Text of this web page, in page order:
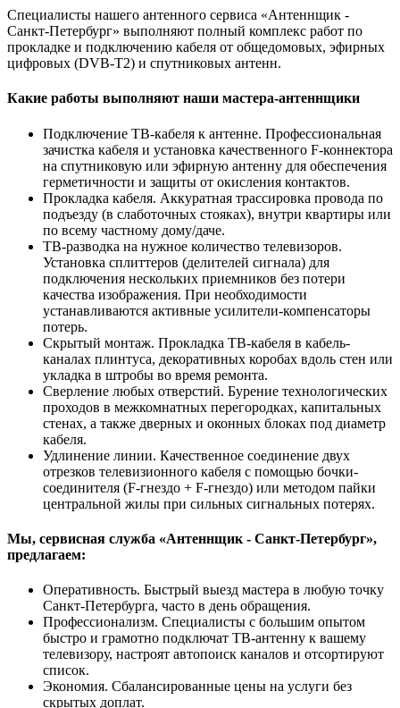
Специалисты нашего антенного сервиса «Антеннщик -
Санкт-Петербург» выполняют полный комплекс работ по
прокладке и подключению кабеля от общедомовых, эфирных
цифровых (DVB-T2) и спутниковых антенн.
Какие работы выполняют наши мастера-антеннщики
Подключение ТВ-кабеля к антенне. Профессиональная
зачистка кабеля и установка качественного F-коннектора
на спутниковую или эфирную антенну для обеспечения
герметичности и защиты от окисления контактов.
Прокладка кабеля. Аккуратная трассировка провода по
подъезду (в слаботочных стояках), внутри квартиры или
по всему частному дому/даче.
ТВ-разводка на нужное количество телевизоров.
Установка сплиттеров (делителей сигнала) для
подключения нескольких приемников без потери
качества изображения. При необходимости
устанавливаются активные усилители-компенсаторы
потерь.
Скрытый монтаж. Прокладка ТВ-кабеля в кабель-
каналах плинтуса, декоративных коробах вдоль стен или
укладка в штробы во время ремонта.
Сверление любых отверстий. Бурение технологических
проходов в межкомнатных перегородках, капитальных
стенах, а также дверных и оконных блоках под диаметр
кабеля.
Удлинение линии. Качественное соединение двух
отрезков телевизионного кабеля с помощью бочки-
соединителя (F-гнездо + F-гнездо) или методом пайки
центральной жилы при сильных сигнальных потерях.
Мы, сервисная служба «Антеннщик - Санкт-Петербург»,
предлагаем:
Оперативность. Быстрый выезд мастера в любую точку
Санкт-Петербурга, часто в день обращения.
Профессионализм. Специалисты с большим опытом
быстро и грамотно подключат ТВ-антенну к вашему
телевизору, настроят автопоиск каналов и отсортируют
список.
Экономия. Сбалансированные цены на услуги без
скрытых доплат.